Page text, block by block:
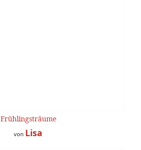
Frühlingsträume
von Lisa